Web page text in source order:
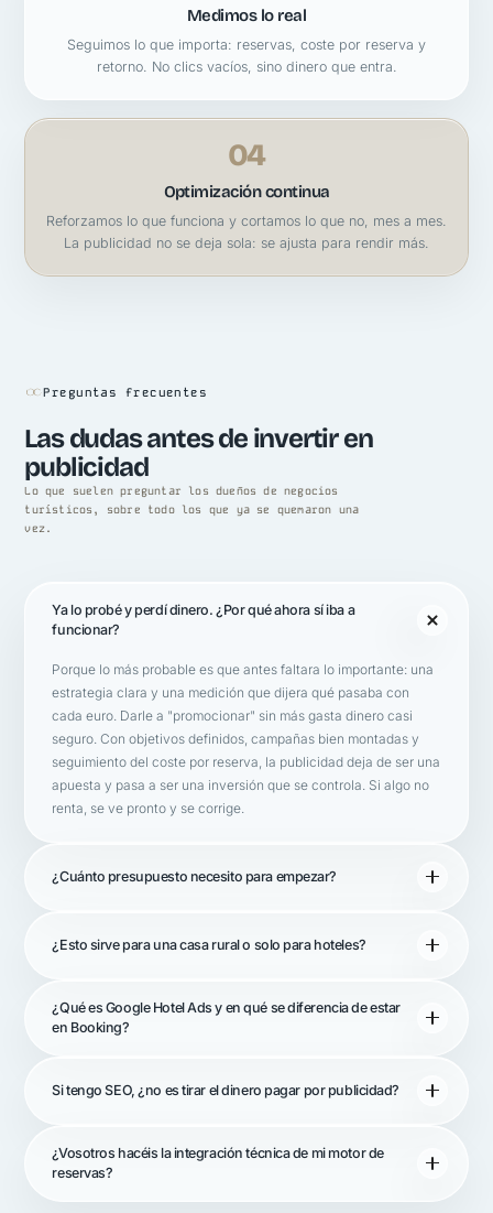
Medimos lo real
Seguimos lo que importa: reservas, coste por reserva y
retorno. No clics vacíos, sino dinero que entra.
04
Optimización continua
Reforzamos lo que funciona y cortamos lo que no, mes a mes.
La publicidad no se deja sola: se ajusta para rendir más.
Preguntas frecuentes
Las dudas antes de invertir en
publicidad
Lo que suelen preguntar los dueños de negocios
turísticos, sobre todo los que ya se quemaron una
vez.
Ya lo probé y perdí dinero. ¿Por qué ahora sí iba a
funcionar?
Porque lo más probable es que antes faltara lo importante: una
estrategia clara y una medición que dijera qué pasaba con
cada euro. Darle a "promocionar" sin más gasta dinero casi
seguro. Con objetivos definidos, campañas bien montadas y
seguimiento del coste por reserva, la publicidad deja de ser una
apuesta y pasa a ser una inversión que se controla. Si algo no
renta, se ve pronto y se corrige.
¿Cuánto presupuesto necesito para empezar?
¿Esto sirve para una casa rural o solo para hoteles?
¿Qué es Google Hotel Ads y en qué se diferencia de estar
en Booking?
Si tengo SEO, ¿no es tirar el dinero pagar por publicidad?
¿Vosotros hacéis la integración técnica de mi motor de
reservas?